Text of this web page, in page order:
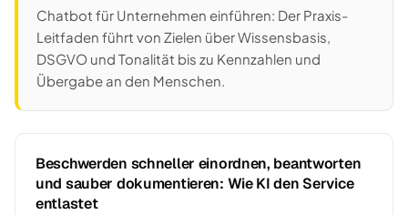
Chatbot für Unternehmen einführen: Der Praxis-
Leitfaden führt von Zielen über Wissensbasis,
DSGVO und Tonalität bis zu Kennzahlen und
Übergabe an den Menschen.
Beschwerden schneller einordnen, beantworten
und sauber dokumentieren: Wie KI den Service
entlastet